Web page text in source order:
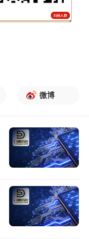
微博